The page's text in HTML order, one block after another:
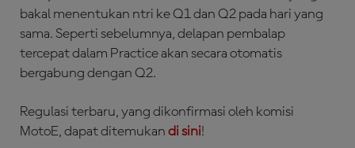
bakal menentukan ntri ke Q1 dan Q2 pada hari yang
sama. Seperti sebelumnya, delapan pembalap
tercepat dalam Practice akan secara otomatis
bergabung dengan Q2.
Regulasi terbaru, yang dikonfirmasi oleh komisi
MotoE, dapat ditemukan di sini!